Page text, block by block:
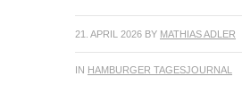
21. APRIL 2026 BY MATHIAS ADLER
IN HAMBURGER TAGESJOURNAL